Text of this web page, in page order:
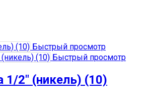
Быстрый просмотр
Быстрый просмотр
1/2″ (никель) (10)